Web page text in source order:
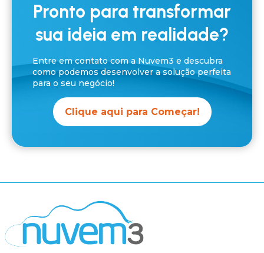
Pronto para transformar
sua ideia em realidade?
Entre em contato com a Nuvem3 e descubra
como podemos desenvolver a solução perfeita
para o seu negócio!
Clique aqui para Começar!